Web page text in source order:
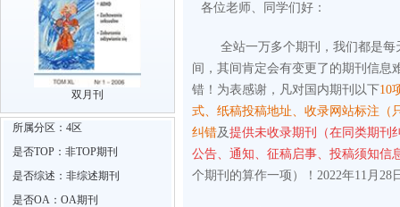
双月刊
所属分区：4区
是否TOP：非TOP期刊
是否综述：非综述期刊
是否OA：OA期刊
各位老师、同学们好：
全站一万多个期刊，我们都是
间，其间肯定会有变更了的期刊信息
错！为表感谢，凡对国内期刊以下10
式、纸稿投稿地址、收录网站标注（
纠错及提供未收录期刊（在同类期刊
公告、通知、征稿启事、投稿须知信
个期刊的算作一项）！2022年11月28